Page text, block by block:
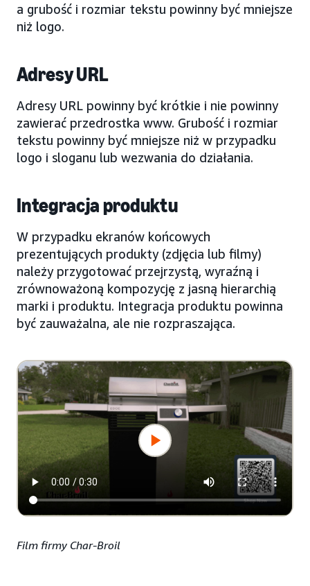
a grubość i rozmiar tekstu powinny być mniejsze
niż logo.
Adresy URL
Adresy URL powinny być krótkie i nie powinny
zawierać przedrostka www. Grubość i rozmiar
tekstu powinny być mniejsze niż w przypadku
logo i sloganu lub wezwania do działania.
Integracja produktu
W przypadku ekranów końcowych
prezentujących produkty (zdjęcia lub filmy)
należy przygotować przejrzystą, wyraźną i
zrównoważoną kompozycję z jasną hierarchią
marki i produktu. Integracja produktu powinna
być zauważalna, ale nie rozpraszająca.
Film firmy Char-Broil